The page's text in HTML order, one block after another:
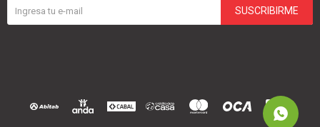
SUSCRIBIRME